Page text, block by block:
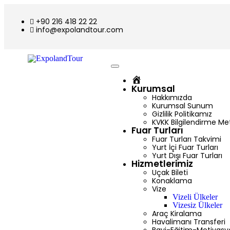
+90 216 418 22 22
info@expolandtour.com
Sayfa
Kurumsal
Hakkımızda
Kurumsal Sunum
Gizlilik Politikamız
KVKK Bilgilendirme
Fuar Turları
Fuar Turları Takvimi
Yurt İçi Fuar Turları
Yurt Dışı Fuar Turları
Hizmetlerimiz
Uçak Bileti
Konaklama
Vize
Vizeli Ülkeler
Vizesiz Ülkeler
Araç Kiralama
Havalimanı Transferi